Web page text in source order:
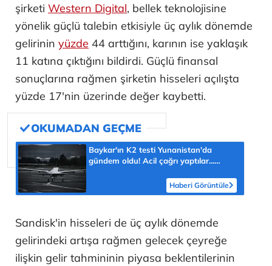
şirketi Western Digital, bellek teknolojisine
yönelik güçlü talebin etkisiyle üç aylık dönemde
gelirinin yüzde 44 arttığını, karının ise yaklaşık
11 katına çıktığını bildirdi. Güçlü finansal
sonuçlarına rağmen şirketin hisseleri açılışta
yüzde 17'nin üzerinde değer kaybetti.
Baykar'ın K2 testi Yunanistan'da
gündem oldu! Acil çağrı yaptılar...
Haberi Görüntüle
Sandisk'in hisseleri de üç aylık dönemde
gelirindeki artışa rağmen gelecek çeyreğe
ilişkin gelir tahmininin piyasa beklentilerinin